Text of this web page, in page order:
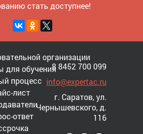
стать доступнее!
организации
для обучения
процесс
лист
ответ
8 8452 700 099
info@expertac.ru
г. Саратов, ул.
Чернышевского, д.
116